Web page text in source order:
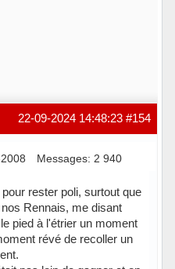
#154
22-09-2024 14:48:23
Messages: 2 940
rester poli, surtout que
Rennais, me disant
pied à l'étrier un moment
révé de recoller un